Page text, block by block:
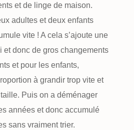
et de linge de maison.
adultes et deux enfants
vite ! A cela s’ajoute une
et donc de gros changements
et pour les enfants,
à grandir trop vite et
Puis on a déménager
années et donc accumulé
sans vraiment trier.